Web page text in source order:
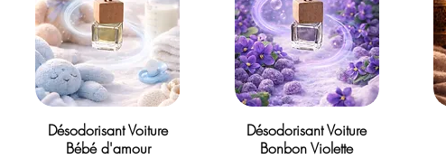
Désodorisant Voiture
Bébé d'amour
Désodorisant Voiture
Bonbon Violette